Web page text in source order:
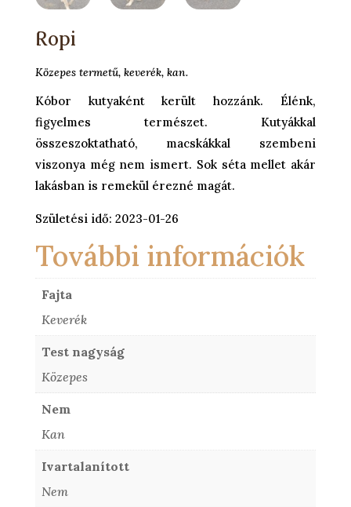
Ropi
Közepes termetű, keverék, kan.
Kóbor kutyaként került hozzánk. Élénk,
figyelmes természet. Kutyákkal
összeszoktatható, macskákkal szembeni
viszonya még nem ismert. Sok séta mellet akár
lakásban is remekül érezné magát.
Születési idő: 2023-01-26
További információk
Fajta
Keverék
Test nagyság
Közepes
Nem
Kan
Ivartalanított
Nem